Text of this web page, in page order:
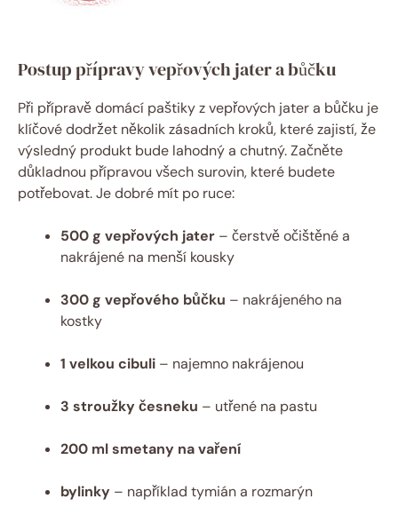
Postup přípravy vepřových jater a bůčku
Při přípravě domácí paštiky z vepřových jater a bůčku je
klíčové dodržet několik zásadních kroků, které zajistí, že
výsledný produkt bude lahodný a chutný. Začněte
důkladnou přípravou všech surovin, které budete
potřebovat. Je dobré mít po ruce:
500 g vepřových jater – čerstvě očištěné a
nakrájené na menší kousky
300 g vepřového bůčku – nakrájeného na
kostky
1 velkou cibuli – najemno nakrájenou
3 stroužky česneku – utřené na pastu
200 ml smetany na vaření
bylinky – například tymián a rozmarýn